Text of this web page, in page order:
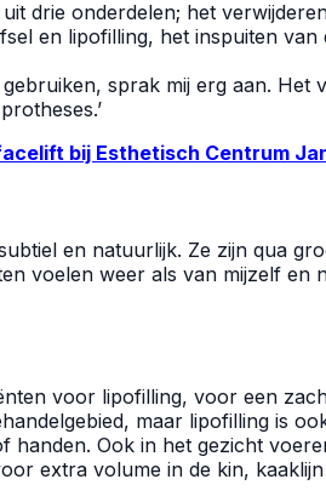
drie onderdelen; het
en lipofilling, het inspuiten van
sprak mij erg aan. Het
bij Esthetisch Centrum
en natuurlijk. Ze zijn qua
voelen weer als van mijzelf en
voor lipofilling, voor een
maar lipofilling is
handen. Ook in het gezicht
extra volume in de kin,